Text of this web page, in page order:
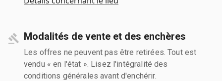
Modalités de vente et des enchères
Les offres ne peuvent pas être retirées. Tout est
vendu « en l'état ». Lisez l'intégralité des
conditions générales avant d'enchérir.